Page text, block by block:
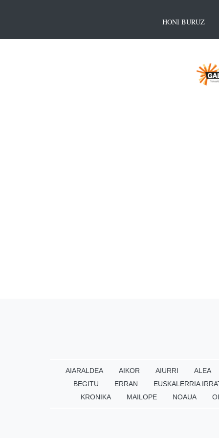
HONI BURUZ
AIARALDEA AIKOR AIURRI ALEA
BEGITU
ERRAN EUSKALERRIA
KRONIKA
MAILOPE NOAUA